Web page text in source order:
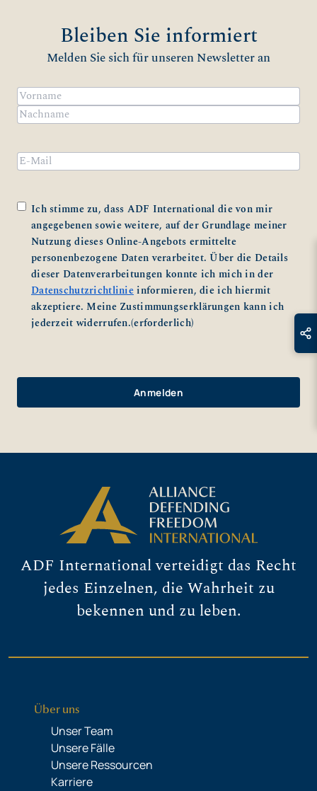
Bleiben Sie informiert
Melden Sie sich für unseren Newsletter an
Name(erforderlich)
Vorname
Zustimmung(erforderlich)
Ich stimme zu, dass ADF International die von mir
angegebenen sowie weitere, auf der Grundlage meiner
Nutzung dieses Online-Angebots ermittelte
personenbezogene Daten verarbeitet. Über die Details
dieser Datenverarbeitungen konnte ich mich in der
Datenschutzrichtlinieinformieren, die ich hiermit
akzeptiere. Meine Zustimmungserklärungen kann ich
jederzeit widerrufen.(erforderlich)
ADF International verteidigt das Recht
jedes Einzelnen, die Wahrheit zu
bekennen und zu leben.
Über uns
Unser Team
Unsere Fälle
Unsere Ressourcen
Karriere